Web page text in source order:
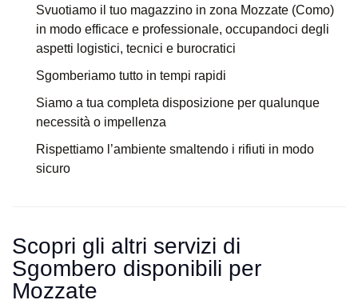
Svuotiamo il tuo magazzino in zona Mozzate (Como)
in modo efficace e professionale, occupandoci degli
aspetti logistici, tecnici e burocratici
Sgomberiamo tutto in tempi rapidi
Siamo a tua completa disposizione per qualunque
necessità o impellenza
Rispettiamo l’ambiente smaltendo i rifiuti in modo
sicuro
Scopri gli altri servizi di
Sgombero disponibili per
Mozzate